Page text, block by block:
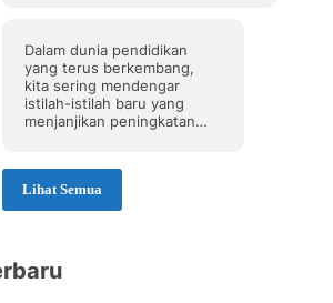
Lebih Berarti di Sekolah
Dalam dunia pendidikan
yang terus berkembang,
kita sering mendengar
istilah-istilah baru yang
menjanjikan peningkatan
sorotan adalah
pembelajaran mendalam
atau deep learning. Namun,
melainkan sebuah
pendekatan pendidikan..
Lihat Semua